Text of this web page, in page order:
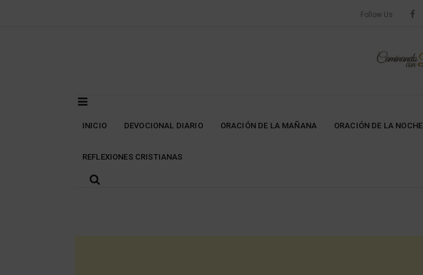
Follow Us
INICIO DEVOCIONAL DIARIO ORACIÓN DE LA MAÑANA ORACIÓN DE LA NOCHE
REFLEXIONES CRISTIANAS